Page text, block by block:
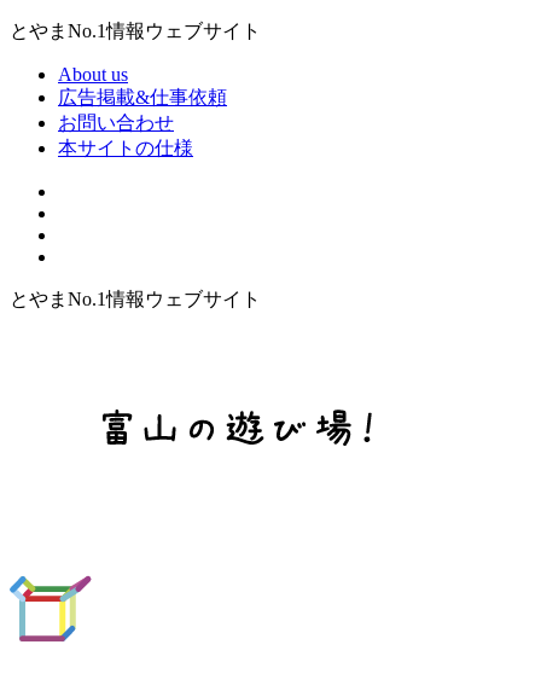
とやまNo.1情報ウェブサイト
About us
広告掲載&仕事依頼
お問い合わせ
本サイトの仕様
とやまNo.1情報ウェブサイト